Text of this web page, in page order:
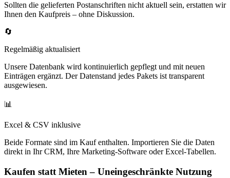
Sollten die gelieferten Postanschriften nicht aktuell sein, erstatten wir
Ihnen den Kaufpreis – ohne Diskussion.
🔄
Regelmäßig aktualisiert
Unsere Datenbank wird kontinuierlich gepflegt und mit neuen
Einträgen ergänzt. Der Datenstand jedes Pakets ist transparent
ausgewiesen.
📊
Excel & CSV inklusive
Beide Formate sind im Kauf enthalten. Importieren Sie die Daten
direkt in Ihr CRM, Ihre Marketing-Software oder Excel-Tabellen.
Kaufen statt Mieten – Uneingeschränkte Nutzung